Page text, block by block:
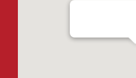
Ensada